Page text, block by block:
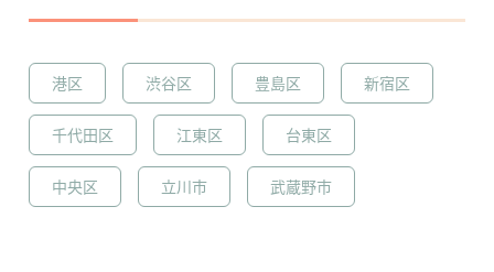
港区 渋谷区 豊島区 新宿区
千代田区 江東区 台東区
中央区 立川市 武蔵野市